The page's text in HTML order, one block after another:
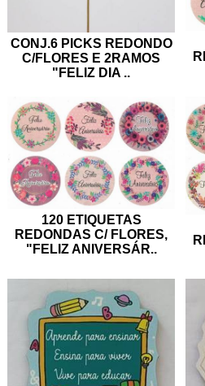
CONJ.6 PICKS REDONDO
C/FLORES E 2RAMOS
"FELIZ DIA ..
120 ETIQUETAS
REDONDAS C/ FLORES,
"FELIZ ANIVERSÁR..